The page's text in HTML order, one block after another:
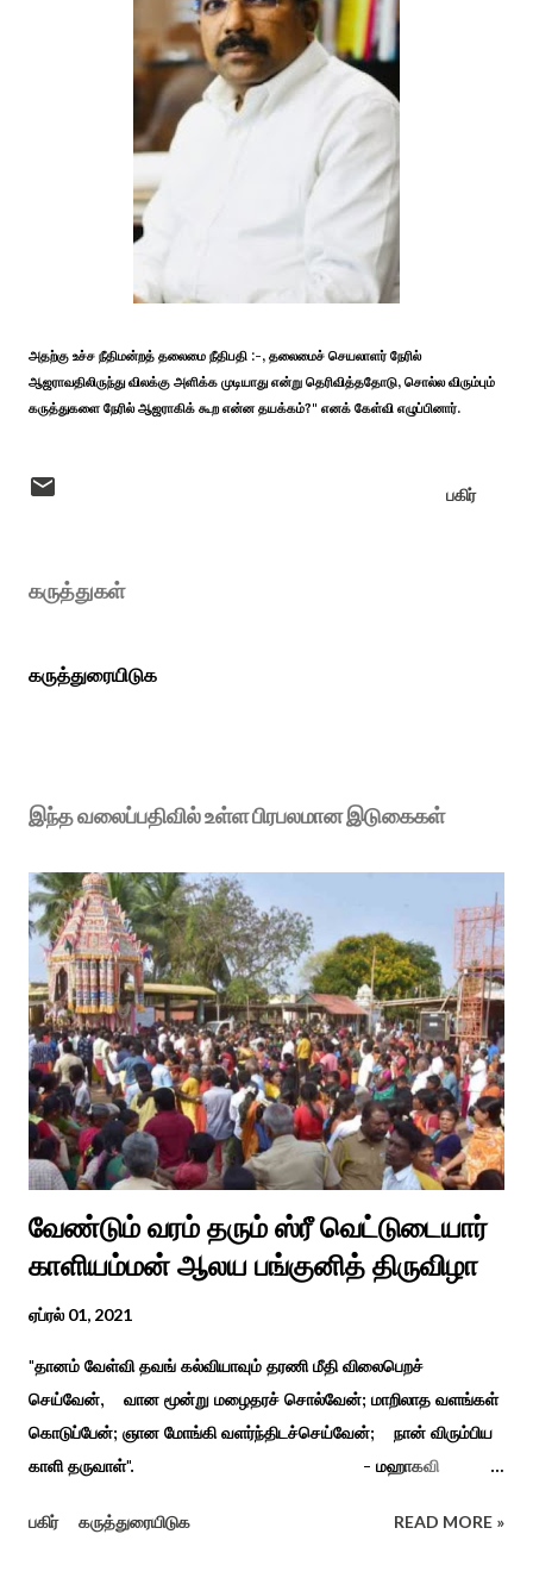
அதற்கு உச்ச நீதிமன்றத் தலைமை நீதிபதி :-, தலைமைச் செயலாளர் நேரில்
ஆஜராவதிலிருந்து விலக்கு அளிக்க முடியாது என்று தெரிவித்ததோடு, சொல்ல விரும்பும்
கருத்துகளை நேரில் ஆஜராகிக் கூற என்ன தயக்கம்?" எனக் கேள்வி எழுப்பினார்.
பகிர்
கருத்துகள்
கருத்துரையிடுக
இந்த வலைப்பதிவில் உள்ள பிரபலமான இடுகைகள்
வேண்டும் வரம் தரும் ஸ்ரீ வெட்டுடையார்
காளியம்மன் ஆலய பங்குனித் திருவிழா
ஏப்ரல் 01, 2021
"தானம் வேள்வி தவங் கல்வியாவும் தரணி மீதி விலைபெறச்
செய்வேன், வான மூன்று மழைதரச் சொல்வேன்; மாறிலாத வளங்கள்
கொடுப்பேன்; ஞான மோங்கி வளர்ந்திடச்செய்வேன்; நான் விரும்பிய
காளி தருவாள்". - மஹாகவி
கொல்லங்குடி கிராம பக்தரின் கனவில் அய்யனார் தோன்றி
பகிர் கருத்துரையிடுக READ MORE »